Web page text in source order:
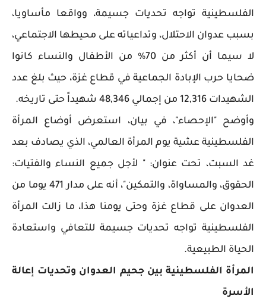
الفلسطينية تواجه تحديات جسيمة، وواقعا مأساويا،
بسبب عدوان الاحتلال، وتداعياته على محيطها الاجتماعي،
لا سيما أن أكثر من 70% من الأطفال والنساء كانوا
ضحايا حرب الإبادة الجماعية في قطاع غزة، حيث بلغ عدد
الشهيدات 12,316 من إجمالي 48,346 شهيداً حتى تاريخه.
وأوضح "الإحصاء"، في بيان، استعرض أوضاع المرأة
الفلسطينية عشية يوم المرأة العالمي، الذي يصادف بعد
غد السبت، تحت عنوان: " لأجل جميع النساء والفتيات:
الحقوق، والمساواة، والتمكين"، أنه على مدار 471 يوما من
العدوان على قطاع غزة وحتى يومنا هذا، ما زالت المرأة
الفلسطينية تواجه تحديات جسيمة للتعافي واستعادة
الحياة الطبيعية.
المرأة الفلسطينية بين جحيم العدوان وتحديات إعالة
الأسرة